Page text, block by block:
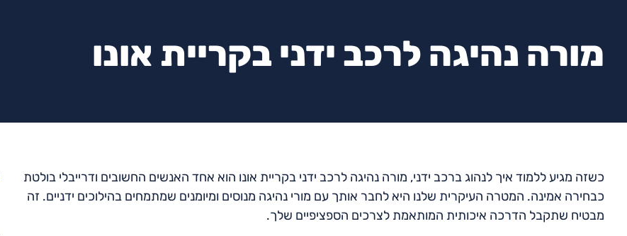
מורה נהיגה לרכב ידני בקריית אונו
כשזה מגיע ללמוד איך לנהוג ברכב ידני, מורה נהיגה לרכב ידני בקריית אונו הוא אחד האנשים החשובים ודרייבלי בולטת
כבחירה אמינה. המטרה העיקרית שלנו היא לחבר אותך עם מורי נהיגה מנוסים ומיומנים שמתמחים בהילוכים ידניים. זה
מבטיח שתקבל הדרכה איכותית המותאמת לצרכים הספציפיים שלך.